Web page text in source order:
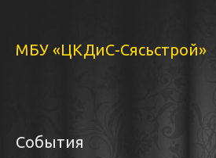
МБУ «ЦКДиС-Сясьстрой»
События